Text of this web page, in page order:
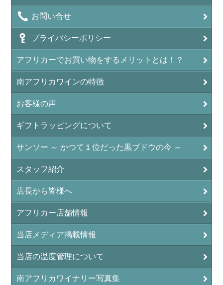
お問い合せ
プライバシーポリシー
アフリカーでお買い物をするメリットとは！？
南アフリカワインの特徴
お客様の声
ギフトラッピングについて
サンソー ～ かつて１位だった黒ブドウの今 ～
スタッフ紹介
店長から皆様へ
アフリカー店舗情報
当店メディア掲載情報
当店の温度管理について
南アフリカワイナリー写真集